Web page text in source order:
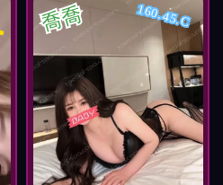
喬喬 160.45.C